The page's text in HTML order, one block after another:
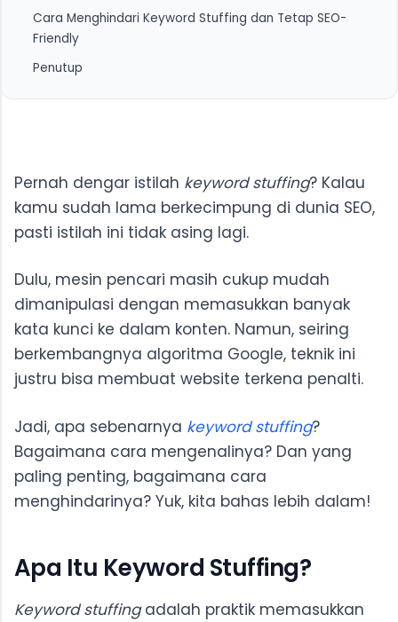
Kata Kunci Secara Tidak Wajar
Contoh 2: Meta Description dengan Kata Kunci
Berlebihan
1. Google Bisa Menjatuhkan Penalti
2. Menurunkan Pengalaman Pengguna (User
Experience - UX)
3. Mengurangi Kredibilitas dan Kepercayaan
Cara Menghindari Keyword Stuffing dan Tetap SEO-
Friendly
1. Gunakan Kata Kunci Secara Natural
2. Gunakan LSI (Latent Semantic Indexing) Keyword
Density)
Penutup
Pernah dengar istilah keyword stuffing? Kalau
kamu sudah lama berkecimpung di dunia SEO,
pasti istilah ini tidak asing lagi.
Dulu, mesin pencari masih cukup mudah
dimanipulasi dengan memasukkan banyak
kata kunci ke dalam konten. Namun, seiring
berkembangnya algoritma Google, teknik ini
justru bisa membuat website terkena penalti.
Jadi, apa sebenarnya keyword stuffing?
Bagaimana cara mengenalinya? Dan yang
paling penting, bagaimana cara
menghindarinya? Yuk, kita bahas lebih dalam!
Apa Itu Keyword Stuffing?
Keyword stuffingadalah praktik memasukkan